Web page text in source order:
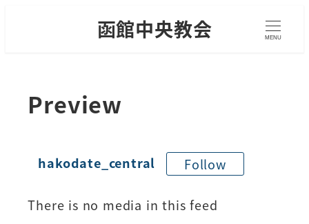
函館中央教会 MENU
Preview
hakodate_central Follow
There is no media in this feed